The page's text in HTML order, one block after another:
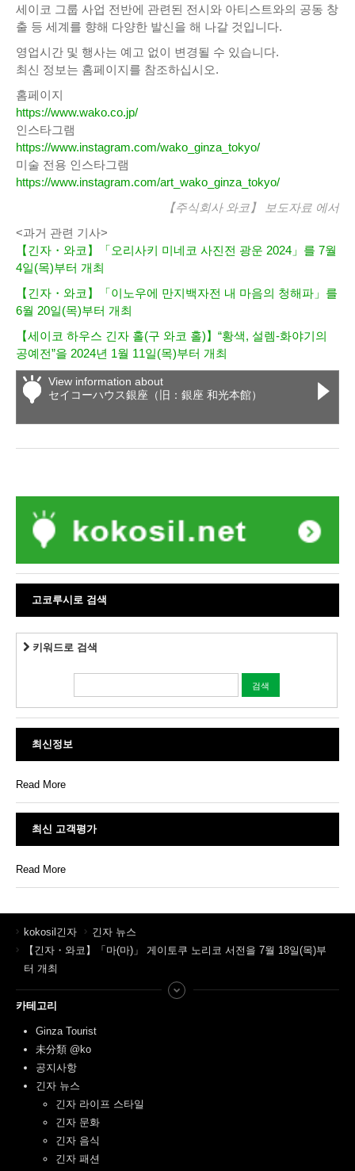
세이코 그룹 사업 전반에 관련된 전시와 아티스트와의 공동 창
출 등 세계를 향해 다양한 발신을 해 나갈 것입니다.
영업시간 및 행사는 예고 없이 변경될 수 있습니다.
최신 정보는 홈페이지를 참조하십시오.
홈페이지
https://www.wako.co.jp/
인스타그램
https://www.instagram.com/wako_ginza_tokyo/
미술 전용 인스타그램
https://www.instagram.com/art_wako_ginza_tokyo/
【주식회사 와코】
보도자료 에서
<과거 관련 기사>
【긴자・와코】「오리사키 미네코 사진전 광운 2024」를 7월
4일(목)부터 개최
【긴자・와코】「이노우에 만지백자전 내 마음의 청해파」를
6월 20일(목)부터 개최
【세이코 하우스 긴자 홀(구 와코 홀)】“황색, 설렘-화야기의
공예전”을 2024년 1월 11일(목)부터 개최
View information about
セイコーハウス銀座（旧：銀座 和光本館）
고코루시로 검색
키워드로 검색
최신정보
Read More
최신 고객평가
Read More
kokosil긴자
긴자 뉴스
【긴자・와코】「마(마)」 게이토쿠 노리코 서전을 7월 18일(목)부
터 개최
카테고리
Ginza Tourist
未分類 @ko
공지사항
긴자 뉴스
긴자 라이프 스타일
긴자 문화
긴자 음식
긴자 패션